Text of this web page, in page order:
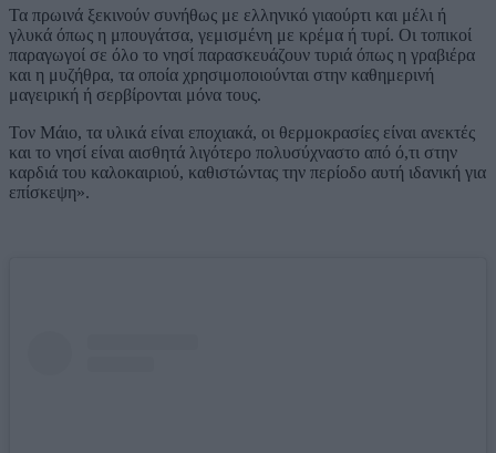
Τα πρωινά ξεκινούν συνήθως με ελληνικό γιαούρτι και μέλι ή
γλυκά όπως η μπουγάτσα, γεμισμένη με κρέμα ή τυρί. Οι τοπικοί
παραγωγοί σε όλο το νησί παρασκευάζουν τυριά όπως η γραβιέρα
και η μυζήθρα, τα οποία χρησιμοποιούνται στην καθημερινή
μαγειρική ή σερβίρονται μόνα τους.
Τον Μάιο, τα υλικά είναι εποχιακά, οι θερμοκρασίες είναι ανεκτές
και το νησί είναι αισθητά λιγότερο πολυσύχναστο από ό,τι στην
καρδιά του καλοκαιριού, καθιστώντας την περίοδο αυτή ιδανική για
επίσκεψη».